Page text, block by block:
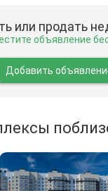
или продать
объявление
Добавить